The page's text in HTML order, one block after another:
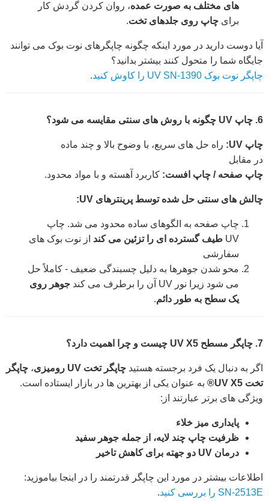
های مختلف به صورت عمده، روان کردن گردش کار
برای چاپ روی جلدهای تخت.
آیا دوست دارید در مورد اینکه چگونه چاپگرهای نوت بوک می توانند
جایگاه شما را متحول کنند بیشتر بدانید؟
چاپگر نوت بوک UV SN-1390 را کاوش کنید
.
6. چاپ UV چگونه با روش های سنتی مقایسه می شود؟
چاپ UV:
راه حل های سریع، با وضوح بالا و چند ماده
در مقابل
چاپ صفحه / چاپ افست: کاربرد آهسته و با مواد محدود.
چالش های سنتی حل شده توسط پرینترهای UV:
چاپ صفحه به الگوهای ساده محدود می شد. چاپ
UV طیف گسترده ای را تزئین می کند از نوت بوک های
سفارشی
محو شدن جوهرها به دلیل چسبندگی ضعیف - کاملاً حل
می شود زیرا نور UV آن را برطرف می کند
جوهر روی
یک سطح به طور دائم.
7. چاپگر مسطح UV X5 چیست و چرا اهمیت دارد؟
اگر به دنبال یک فرد برجسته هستید چاپگر تخت UV رومیزی ، چاپگر
تخت UV X5®
به عنوان یکی از بهترین ها در بازار ایستاده است.
ویژگی های برتر عبارتند از:
پایداری میز خلاء
ظرفیت چاپ چند لایه، از جمله جوهر سفید
درمان UV دو جهته برای کاهش تاخیر
اطلاعات بیشتر در مورد این چاپگر قدرتمند را در اینجا بیاموزید:
SN-2513E را بررسی کنید
.